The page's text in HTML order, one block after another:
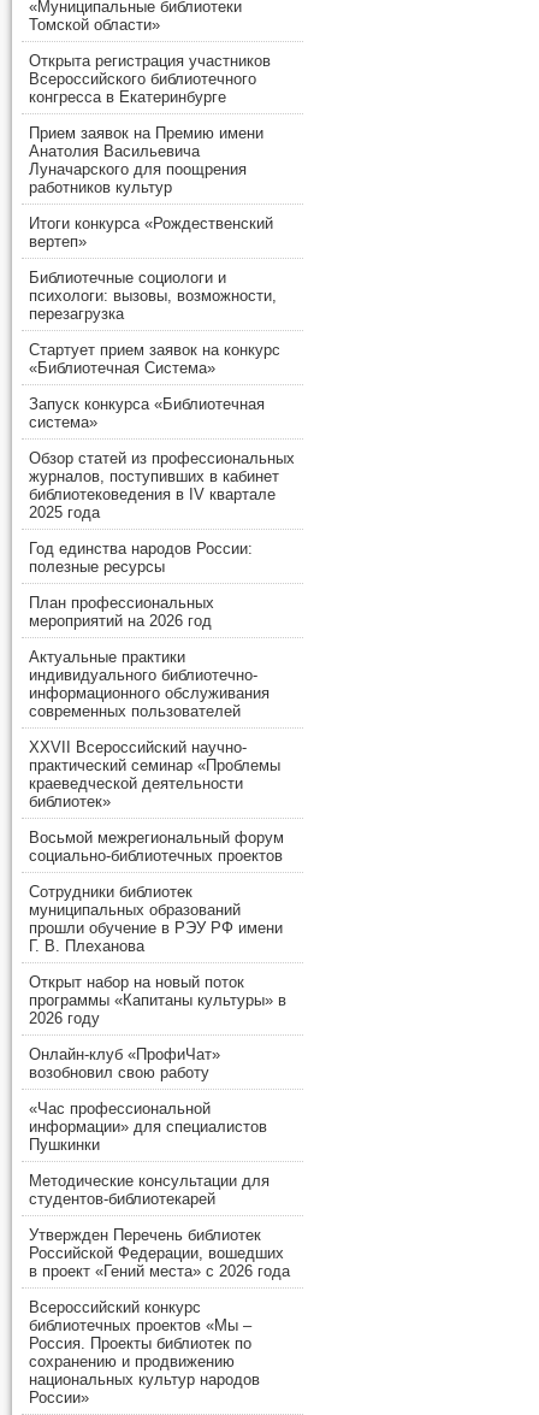
«Муниципальные библиотеки
Томской области»
Открыта регистрация участников
Всероссийского библиотечного
конгресса в Екатеринбурге
Прием заявок на Премию имени
Анатолия Васильевича
Луначарского для поощрения
работников культур
Итоги конкурса «Рождественский
вертеп»
Библиотечные социологи и
психологи: вызовы, возможности,
перезагрузка
Стартует прием заявок на конкурс
«Библиотечная Система»
Запуск конкурса «Библиотечная
система»
Обзор статей из профессиональных
журналов, поступивших в кабинет
библиотековедения в IV квартале
2025 года
Год единства народов России:
полезные ресурсы
План профессиональных
мероприятий на 2026 год
Актуальные практики
индивидуального библиотечно-
информационного обслуживания
современных пользователей
XXVII Всероссийский научно-
практический семинар «Проблемы
краеведческой деятельности
библиотек»
Восьмой межрегиональный форум
социально-библиотечных проектов
Сотрудники библиотек
муниципальных образований
прошли обучение в РЭУ РФ имени
Г. В. Плеханова
Открыт набор на новый поток
программы «Капитаны культуры» в
2026 году
Онлайн-клуб «ПрофиЧат»
возобновил свою работу
«Час профессиональной
информации» для специалистов
Пушкинки
Методические консультации для
студентов-библиотекарей
Утвержден Перечень библиотек
Российской Федерации, вошедших
в проект «Гений места» с 2026 года
Всероссийский конкурс
библиотечных проектов «Мы –
Россия. Проекты библиотек по
сохранению и продвижению
национальных культур народов
России»